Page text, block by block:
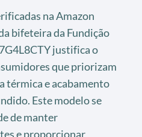
na Amazon
bifeteira da Fundição
justifica o
que priorizam
térmica e acabamento
Este modelo se
de manter
e proporcionar